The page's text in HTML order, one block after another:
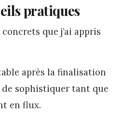
pratiques
que j’ai appris
après la finalisation
sophistiquer tant que
en flux.